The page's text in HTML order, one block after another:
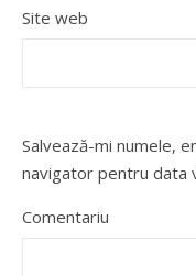
Site web
Salvează-mi numele,
navigator pentru data
Comentariu